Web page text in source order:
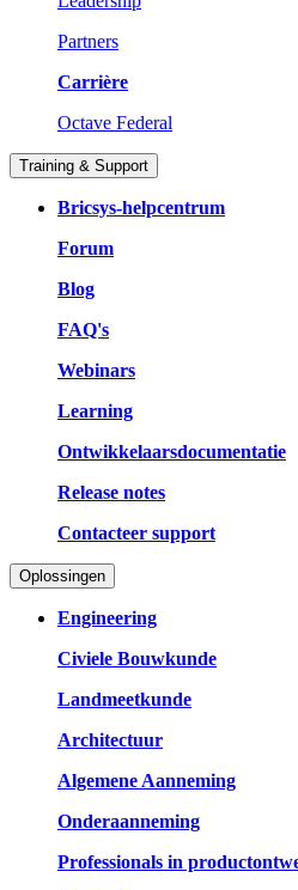
Partners
Carrière
Octave Federal
Training & Support
Bricsys-helpcentrum
Forum
Blog
FAQ's
Webinars
Learning
Ontwikkelaarsdocumentatie
Release notes
Contacteer support
Oplossingen
Engineering
Civiele Bouwkunde
Landmeetkunde
Architectuur
Algemene Aanneming
Onderaanneming
Professionals in